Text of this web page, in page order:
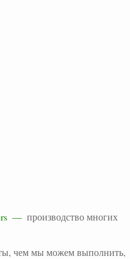
— производство многих
чем мы можем выполнить,